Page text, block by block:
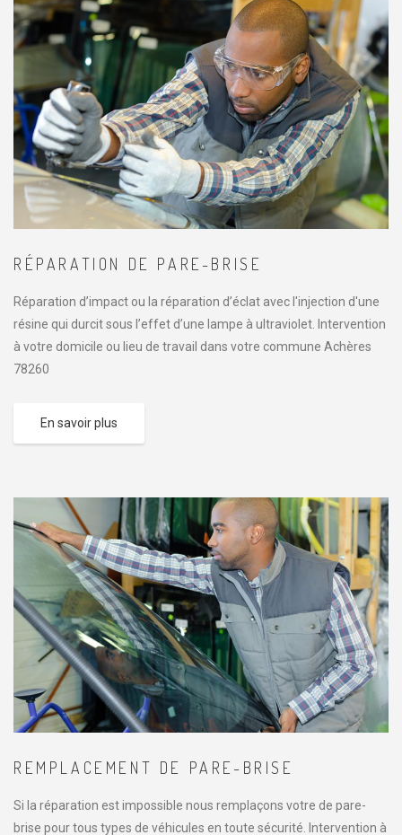
RÉPARATION DE PARE-BRISE
Réparation d’impact ou la réparation d’éclat avec l'injection d'une
résine qui durcit sous l’effet d’une lampe à ultraviolet. Intervention
à votre domicile ou lieu de travail dans votre commune Achères
78260
En savoir plus
REMPLACEMENT DE PARE-BRISE
Si la réparation est impossible nous remplaçons votre de pare-
brise pour tous types de véhicules en toute sécurité. Intervention à